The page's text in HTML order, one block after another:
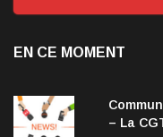
EN CE MOMENT
– La